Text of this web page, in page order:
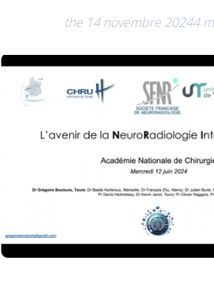
the 14 novembre 20244